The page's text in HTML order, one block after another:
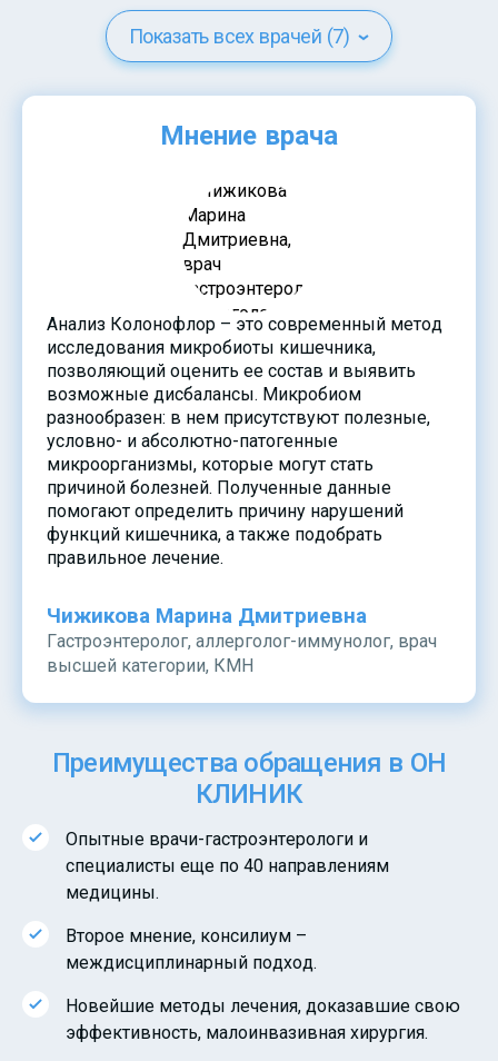
Показать всех врачей (7)
Мнение врача
Анализ Колонофлор – это современный метод
исследования микробиоты кишечника,
позволяющий оценить ее состав и выявить
возможные дисбалансы. Микробиом
разнообразен: в нем присутствуют полезные,
условно- и абсолютно-патогенные
микроорганизмы, которые могут стать
причиной болезней. Полученные данные
помогают определить причину нарушений
функций кишечника, а также подобрать
правильное лечение.
Чижикова Марина Дмитриевна
Гастроэнтеролог, аллерголог-иммунолог, врач
высшей категории, КМН
Преимущества обращения в ОН
КЛИНИК
Опытные врачи-гастроэнтерологи и
специалисты еще по 40 направлениям
медицины.
Второе мнение, консилиум –
междисциплинарный подход.
Новейшие методы лечения, доказавшие свою
эффективность, малоинвазивная хирургия.